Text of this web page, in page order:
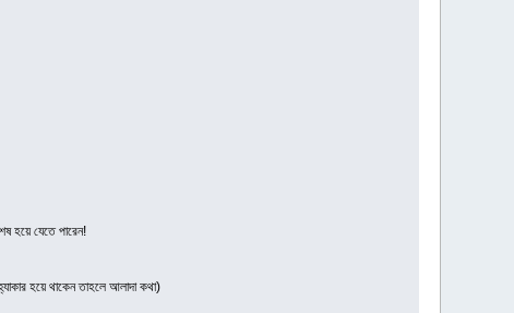
হয়ে যেতে পারেন!
হয়ে থাকেন তাহলে আলাদা কথা)